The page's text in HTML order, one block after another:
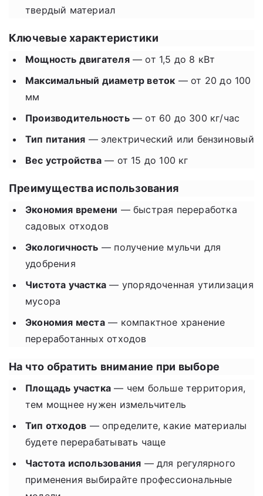
твердый материал
Ключевые характеристики
Мощность двигателя— от 1,5 до 8 кВт
Максимальный диаметр веток — от 20 до 100
мм
Производительность— от 60 до 300 кг/час
Тип питания — электрический или бензиновый
Вес устройства— от 15 до 100 кг
Преимущества использования
Экономия времени — быстрая переработка
садовых отходов
Экологичность — получение мульчи для
удобрения
Чистота участка — упорядоченная утилизация
мусора
Экономия места— компактное хранение
переработанных отходов
На что обратить внимание при выборе
Площадь участка — чем больше территория,
тем мощнее нужен измельчитель
Тип отходов — определите, какие материалы
будете перерабатывать чаще
Частота использования — для регулярного
применения выбирайте профессиональные